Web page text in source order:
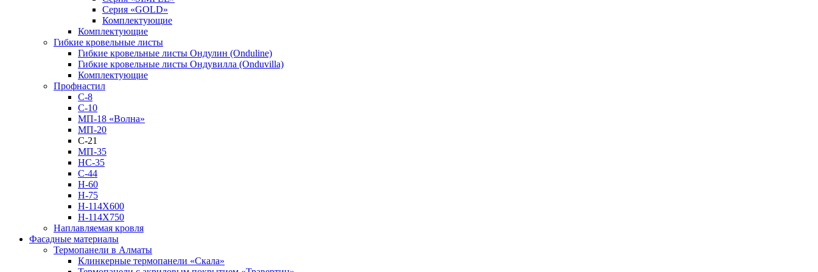
Серия «GOLD»
Комплектующие
Комплектующие
Гибкие кровельные листы
Гибкие кровельные листы Ондулин (Onduline)
Гибкие кровельные листы Ондувилла (Onduvilla)
Комплектующие
Профнастил
С-8
С-10
МП-18 «Волна»
МП-20
С-21
МП-35
НС-35
С-44
Н-60
Н-75
Н-114Х600
Н-114Х750
Наплавляемая кровля
Фасадные материалы
Термопанели в Алматы
Клинкерные термопанели «Скала»